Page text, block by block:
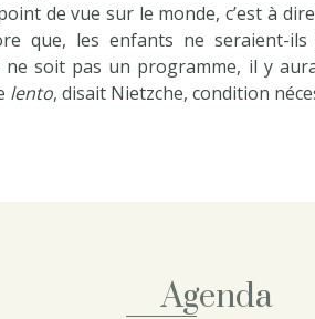
de vue sur le monde, c’est à
les enfants ne seraient-ils
ne soit pas un programme, il y
lento, disait Nietzche, condition
Agenda